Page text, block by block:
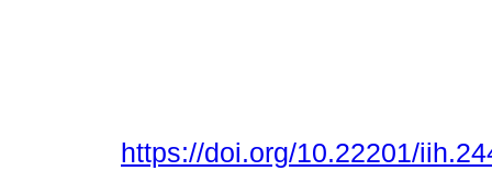
https://doi.org/10.22201/